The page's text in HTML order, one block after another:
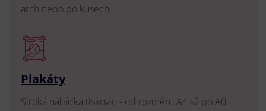
arch nebo po kusech.
Plakáty
Široká nabídka tiskovin - od rozměru A4 až po A0.